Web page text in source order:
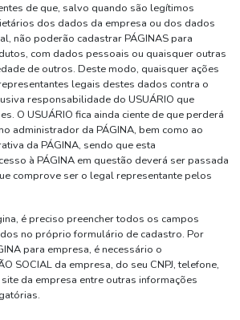
de que, salvo quando são legítimos
dos dados da empresa ou dos dados
não poderão cadastrar PÁGINAS para
com dados pessoais ou quaisquer outras
de outros. Deste modo, quaisquer ações
legais destes dados contra o
responsabilidade do USUÁRIO que
O USUÁRIO fica ainda ciente de que perderá
administrador da PÁGINA, bem como ao
da PÁGINA, sendo que esta
à PÁGINA em questão deverá ser passada
comprove ser o legal representante pelos
é preciso preencher todos os campos
no próprio formulário de cadastro. Por
para empresa, é necessário o
SOCIAL da empresa, do seu CNPJ, telefone,
da empresa entre outras informações